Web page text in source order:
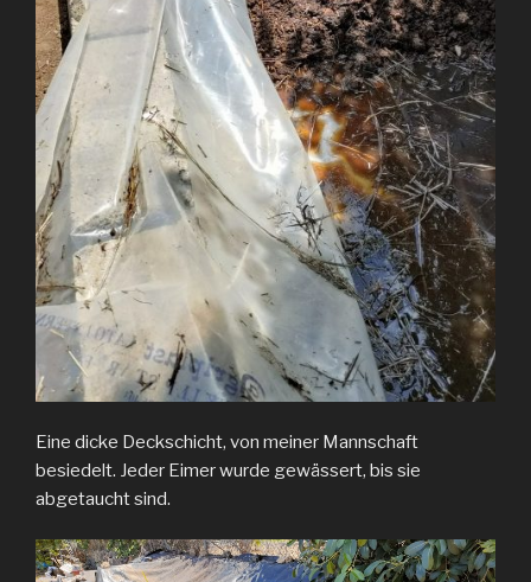
Eine dicke Deckschicht, von meiner Mannschaft
besiedelt. Jeder Eimer wurde gewässert, bis sie
abgetaucht sind.